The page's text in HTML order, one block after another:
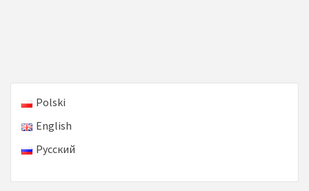
Polski
English
Русский